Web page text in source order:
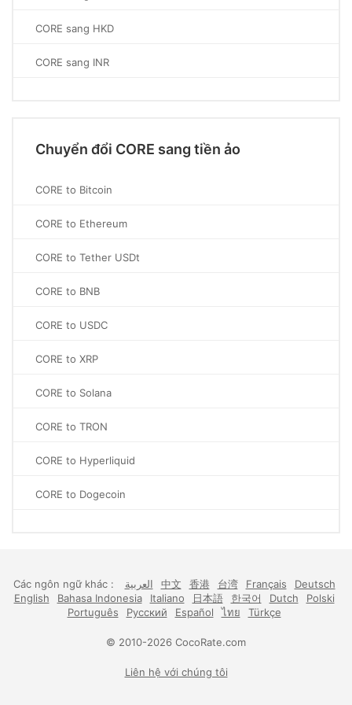
CORE sang HKD
CORE sang INR
Chuyển đổi CORE sang tiền ảo
CORE to Bitcoin
CORE to Ethereum
CORE to Tether USDt
CORE to BNB
CORE to USDC
CORE to XRP
CORE to Solana
CORE to TRON
CORE to Hyperliquid
CORE to Dogecoin
Các ngôn ngữ khác : العربية 中文 香港 台湾 Français
Deutsch
English
Bahasa Indonesia Italiano 日本語 한국어 Dutch
Polski
Português
Русский Español ไทย Türkçe
© 2010-2026 CocoRate.com
Liên hệ với chúng tôi